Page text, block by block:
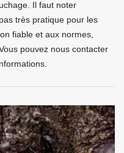
Il faut noter
très pratique pour les
fiable et aux normes,
pouvez nous contacter